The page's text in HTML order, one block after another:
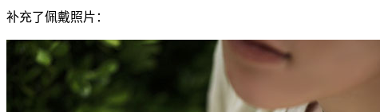
补充了佩戴照片：